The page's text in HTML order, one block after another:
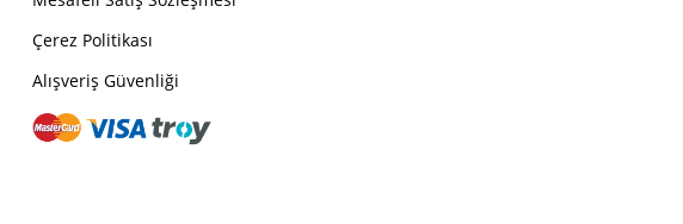
Çerez Politikası
Alışveriş Güvenliği